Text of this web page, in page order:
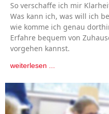
So verschaffe ich mir
Was kann ich, was will ich
wie komme ich genau
Erfahre bequem von
vorgehen kannst.
weiterlesen ...